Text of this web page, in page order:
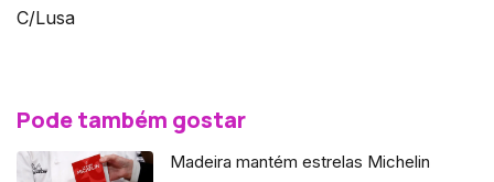
C/Lusa
Pode também gostar
Madeira mantém estrelas Michelin